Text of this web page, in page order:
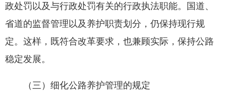
政处罚以及与行政处罚有关的行政执法职能。国道、
省道的监督管理以及养护职责划分，仍保持现行规
定。这样，既符合改革要求，也兼顾实际，保持公路
稳定发展。
（三）细化公路养护管理的规定